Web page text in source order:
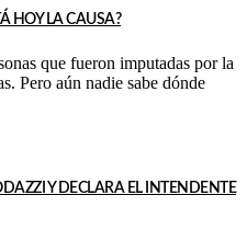
HOY LA CAUSA?
que fueron imputadas por la
Pero aún nadie sabe dónde
Y DECLARA EL INTENDENTE